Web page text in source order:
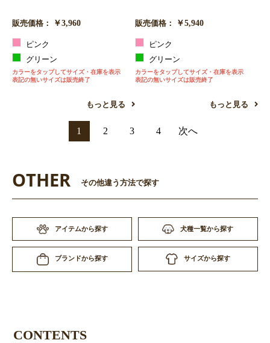
販売価格： ￥3,960
ピンク
グリーン
カラーをタップしてサイズ・在庫を表示
表記の無いサイズは販売終了
もっと見る
販売価格： ￥5,940
ピンク
グリーン
カラーをタップしてサイズ・在庫を表示
表記の無いサイズは販売終了
もっと見る
1 2 3 4 次へ
OTHER その他違う方法で探す
アイテムから探す 犬種一覧から探す
ブランドから探す サイズから探す
CONTENTS